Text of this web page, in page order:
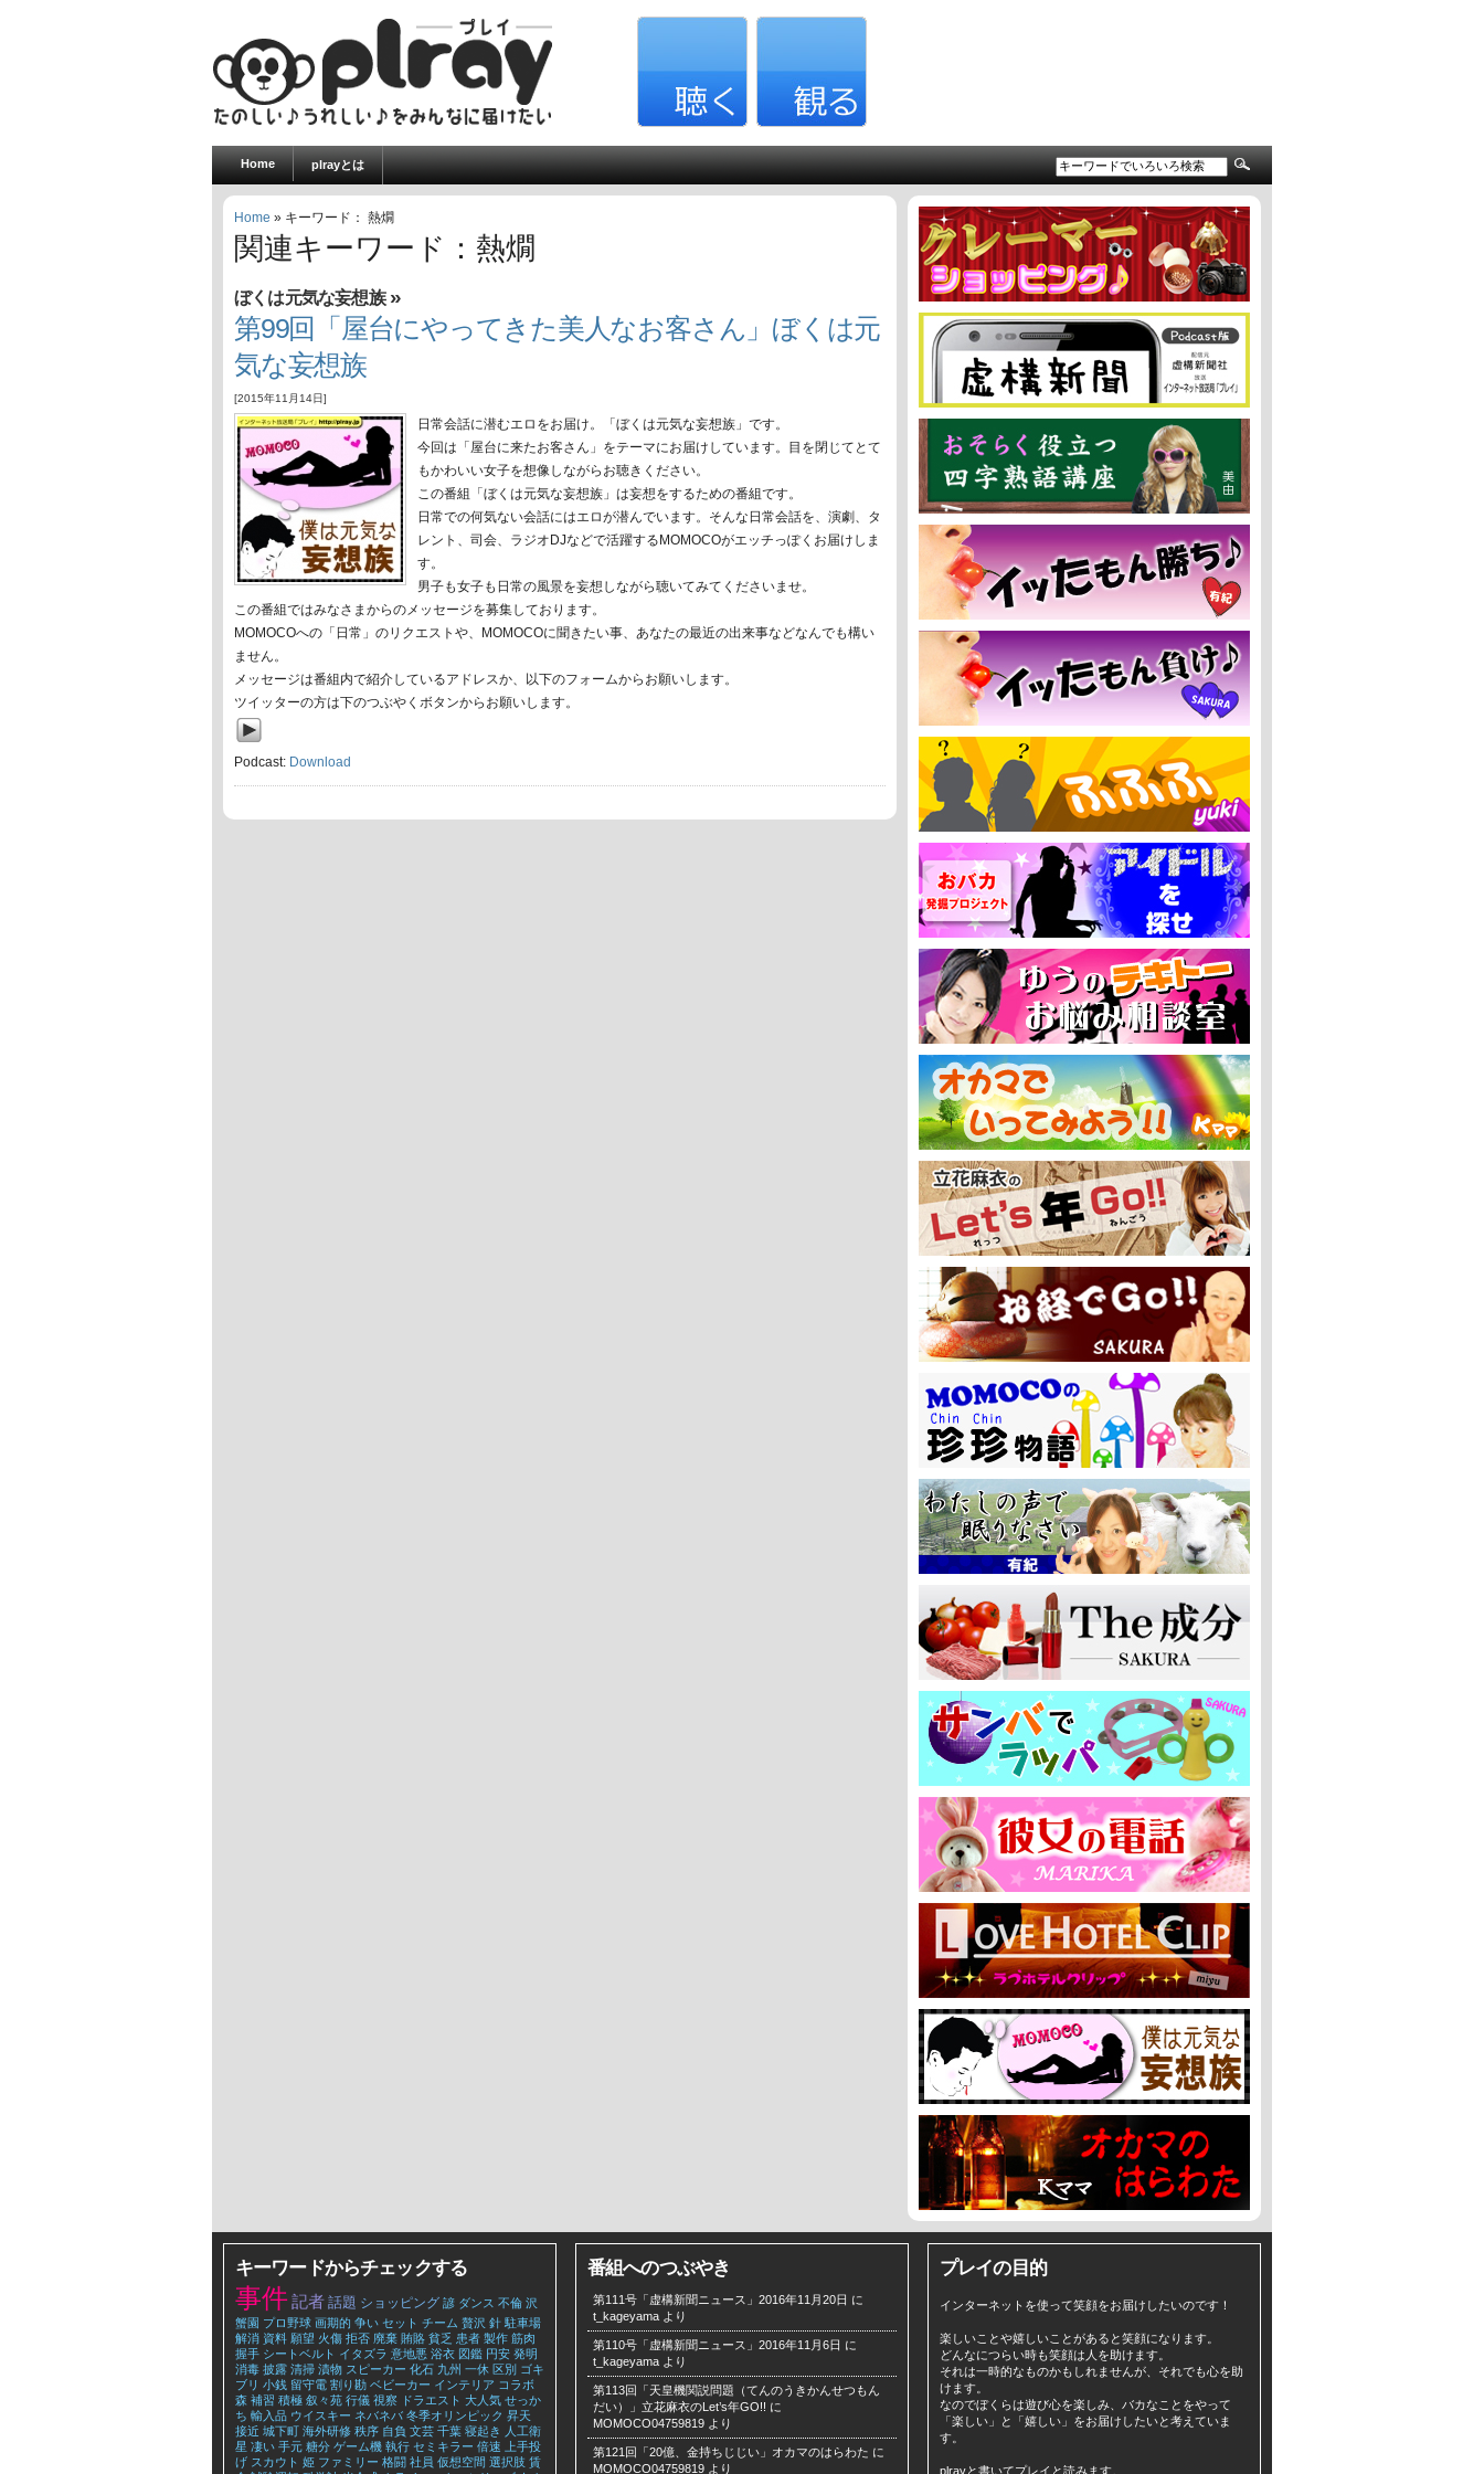
Home plrayとは
Home » キーワード： 熱燗
関連キーワード：熱燗
ぼくは元気な妄想族»
第99回「屋台にやってきた美人なお客さん」ぼくは元
気な妄想族
[2015年11月14日]
日常会話に潜むエロをお届け。「ぼくは元気な妄想族」です。
今回は「屋台に来たお客さん」をテーマにお届けしています。目を閉じてとて
もかわいい女子を想像しながらお聴きください。
この番組「ぼくは元気な妄想族」は妄想をするための番組です。
日常での何気ない会話にはエロが潜んでいます。そんな日常会話を、演劇、タ
レント、司会、ラジオDJなどで活躍するMOMOCOがエッチっぽくお届けしま
す。
男子も女子も日常の風景を妄想しながら聴いてみてくださいませ。
この番組ではみなさまからのメッセージを募集しております。
MOMOCOへの「日常」のリクエストや、MOMOCOに聞きたい事、あなたの最近の出来事などなんでも構い
ません。
メッセージは番組内で紹介しているアドレスか、以下のフォームからお願いします。
ツイッターの方は下のつぶやくボタンからお願いします。
Podcast: Download
キーワードからチェックする
事件記者 話題 ショッピング 諺 ダンス 不倫 沢
蟹園 プロ野球 画期的 争い セット チーム 贅沢 針 駐車場
解消 資料 願望 火傷 拒否 廃棄 賄賂 貧乏 患者 製作 筋肉
握手 シートベルト イタズラ 意地悪 浴衣 図鑑 円安 発明
消毒 披露 清掃 漬物 スピーカー 化石 九州 一休 区別 ゴキ
ブリ 小銭 留守電 割り勘 ベビーカー インテリア コラボ
森 補習 積極 叙々苑 行儀 視察 ドラエスト 大人気 せっか
ち 輸入品 ウイスキー ネバネバ 冬季オリンピック 昇天
接近 城下町 海外研修 秩序 自負 文芸 千葉 寝起き
人工衛
星 凄い 手元 糖分 ゲーム機 執行 セミキラー 倍速
上手投
げ スカウト 姫 ファミリー 格闘 社員 仮想空間 選択肢 賃
番組へのつぶやき
第111号「虚構新聞ニュース」2016年11月20日 に
t_kageyama より
第110号「虚構新聞ニュース」2016年11月6日 に
t_kageyama より
第113回「天皇機関説問題（てんのうきかんせつもん
だい）」立花麻衣のLet’s年GO!! に
MOMOCO04759819 より
第121回「20億、金持ちじじい」オカマのはらわた に
MOMOCO04759819 より
プレイの目的
インターネットを使って笑顔をお届けしたいのです！
楽しいことや嬉しいことがあると笑顔になります。
どんなにつらい時も笑顔は人を助けます。
それは一時的なものかもしれませんが、それでも心を助
けます。
なのでぼくらは遊び心を楽しみ、バカなことをやって
「楽しい」と「嬉しい」をお届けしたいと考えていま
す。
plrayと書いてプレイと読みます。